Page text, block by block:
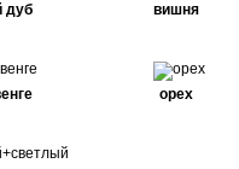
дуб вишня
орех